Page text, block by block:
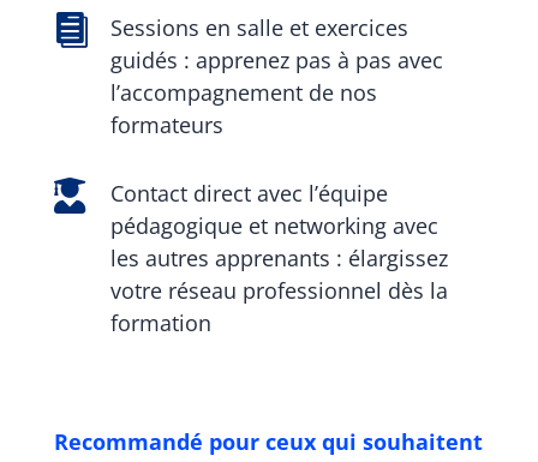

Sessions en salle et exercices
guidés : apprenez pas à pas avec
l’accompagnement de nos
formateurs

Contact direct avec l’équipe
pédagogique et networking avec
les autres apprenants : élargissez
votre réseau professionnel dès la
formation
Recommandé pour ceux qui souhaitent